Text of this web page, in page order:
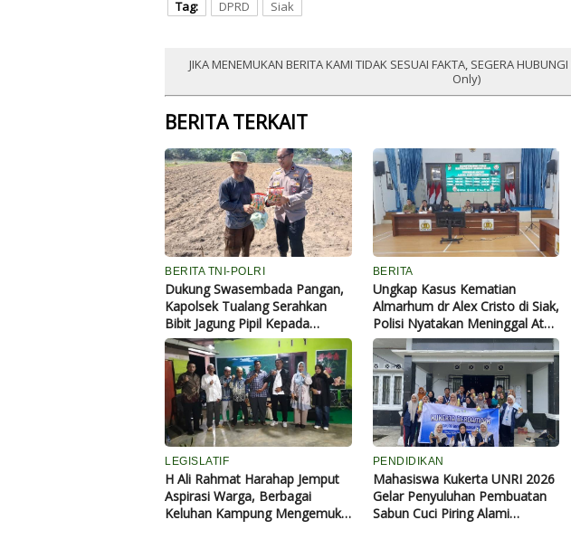
Tag: DPRD Siak
JIKA MENEMUKAN BERITA KAMI TIDAK SESUAI FAKTA, SEGERA
Only)
BERITA TERKAIT
BERITA TNI-POLRI
Dukung Swasembada Pangan,
Kapolsek Tualang Serahkan
Bibit Jagung Pipil Kepada
Ponpes Abu Huroiroh
BERITA
Ungkap Kasus Kematian
Almarhum dr Alex Cristo di Siak,
Polisi Nyatakan Meninggal Atas
Perbuatan Sendiri
LEGISLATIF
H Ali Rahmat Harahap Jemput
Aspirasi Warga, Berbagai
Keluhan Kampung Mengemuka
PENDIDIKAN
Mahasiswa Kukerta UNRI 2026
Gelar Penyuluhan Pembuatan
Sabun Cuci Piring Alami